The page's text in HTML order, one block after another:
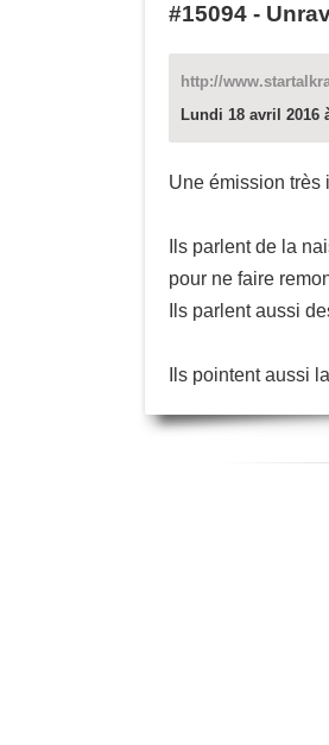
#15094 -
http://
Lundi 18 avril 2016
Une émission très
Ils parlent de la
pour ne faire
Ils parlent aussi
Ils pointent aussi